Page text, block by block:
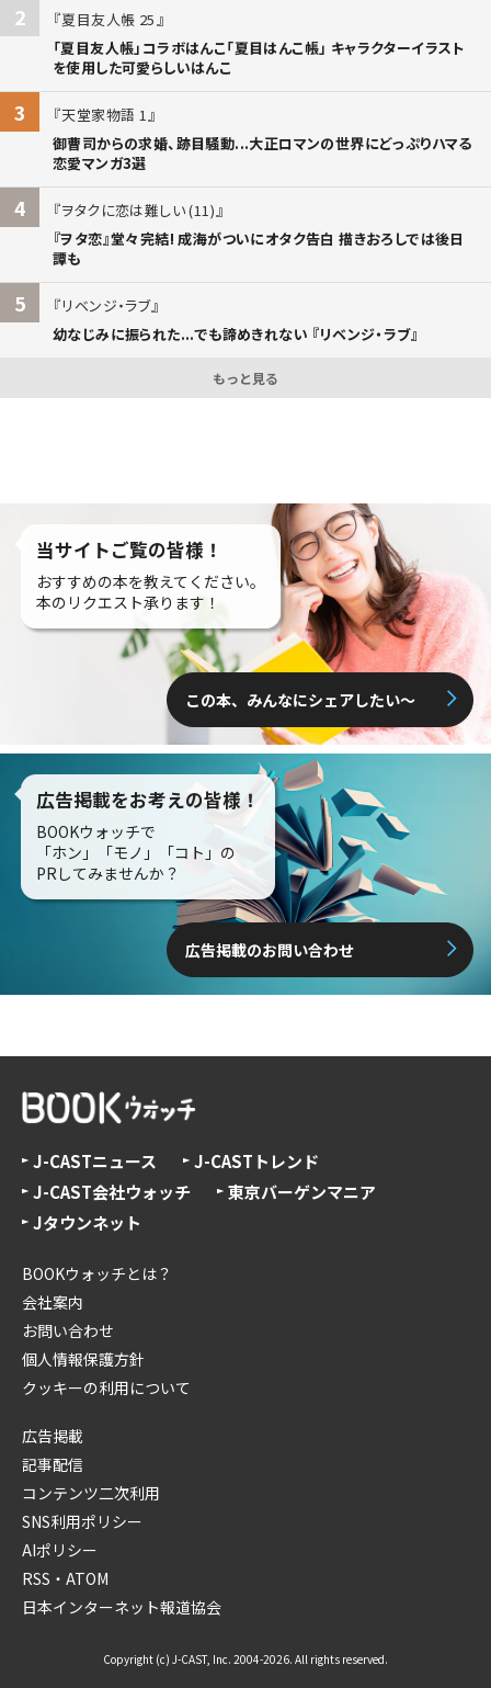
2
夏目友人帳 25
「夏目友人帳」コラボはんこ「夏目はんこ帳」 キャラクターイラスト
を使用した可愛らしいはんこ
3
天堂家物語 1
御曹司からの求婚、跡目騒動...大正ロマンの世界にどっぷりハマる
恋愛マンガ3選
4
ヲタクに恋は難しい (11)
『ヲタ恋』堂々完結! 成海がついにオタク告白 描きおろしでは後日
譚も
5
リベンジ・ラブ
幼なじみに振られた...でも諦めきれない 『リベンジ・ラブ』
もっと見る
当サイトご覧の皆様！
おすすめの本を教えてください。
本のリクエスト承ります！
この本、みんなにシェアしたい〜
広告掲載をお考えの皆様！
BOOKウォッチで
「ホン」「モノ」「コト」の
PRしてみませんか？
広告掲載のお問い合わせ
J-CASTニュース
J-CASTトレンド
J-CAST会社ウォッチ
東京バーゲンマニア
Jタウンネット
BOOKウォッチとは？
会社案内
お問い合わせ
個人情報保護方針
クッキーの利用について
広告掲載
記事配信
コンテンツ二次利用
SNS利用ポリシー
AIポリシー
RSS・ATOM
日本インターネット報道協会
Copyright (c) J-CAST, Inc. 2004-2026. All rights reserved.